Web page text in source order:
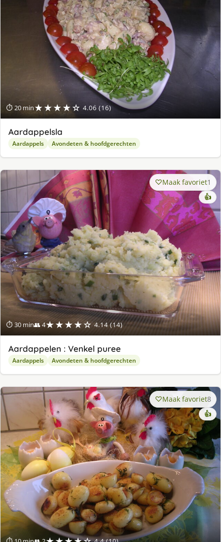
⏱ 20 min★★★★☆ 4.06 (16)
Aardappelsla
Aardappels Avondeten & hoofdgerechten
⏱ 30 min👥 4★★★★☆ 4.14 (14)
Maak favoriet1
👍
Aardappelen : Venkel puree
Aardappels Avondeten & hoofdgerechten
Maak favoriet8
👍